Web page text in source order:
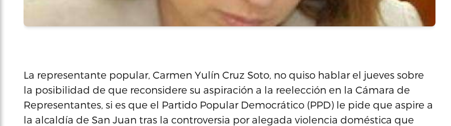
La representante popular, Carmen Yulín Cruz Soto, no quiso hablar el jueves sobre
la posibilidad de que reconsidere su aspiración a la reelección en la Cámara de
Representantes, si es que el Partido Popular Democrático (PPD) le pide que aspire a
la alcaldía de San Juan tras la controversia por alegada violencia doméstica que